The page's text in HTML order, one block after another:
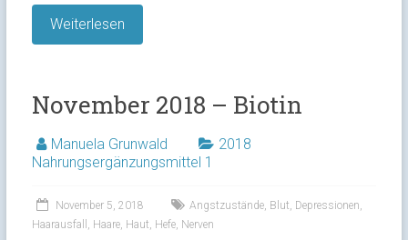
Weiterlesen
November 2018 – Biotin
Manuela Grunwald
2018
Nahrungsergänzungsmittel 1
November 5, 2018 Angstzustände, Blut Depressionen
Haarausfall
Haare, Haut Hefe, Nerven